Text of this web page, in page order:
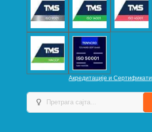
Акредитације и Сертификати